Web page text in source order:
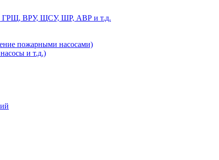
ГРЩ, ВРУ, ЩСУ, ШР, АВР и т.д.
пожарными насосами)
и т.д.)